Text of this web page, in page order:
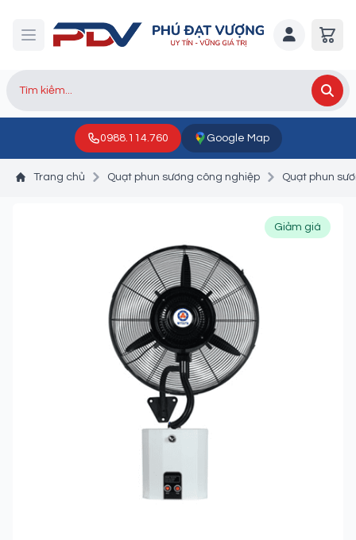
0988.114.760 Google Map
Trang chủ Quạt phun sương công nghiệp Quạt phun
Giảm giá